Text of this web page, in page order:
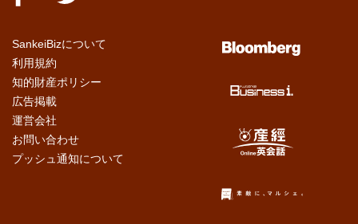
SankeiBizについて
利用規約
知的財産ポリシー
広告掲載
運営会社
お問い合わせ
プッシュ通知について